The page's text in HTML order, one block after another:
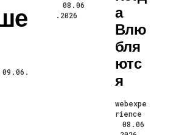
09.06.
08.06
.2026
А
Влю
Бля
Ютс
Я
webexpe
rience
08.06